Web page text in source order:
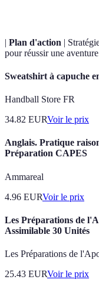
| Plan d'action |
pour réussir une
Sweatshirt à capuche
Handball Store FR
34.82 EURVoir le prix
Anglais. Pratique
Préparation CAPES
Ammareal
4.96 EURVoir le prix
Les Préparations de
Assimilable 30 Unités
Les Préparations de
25.43 EURVoir le prix